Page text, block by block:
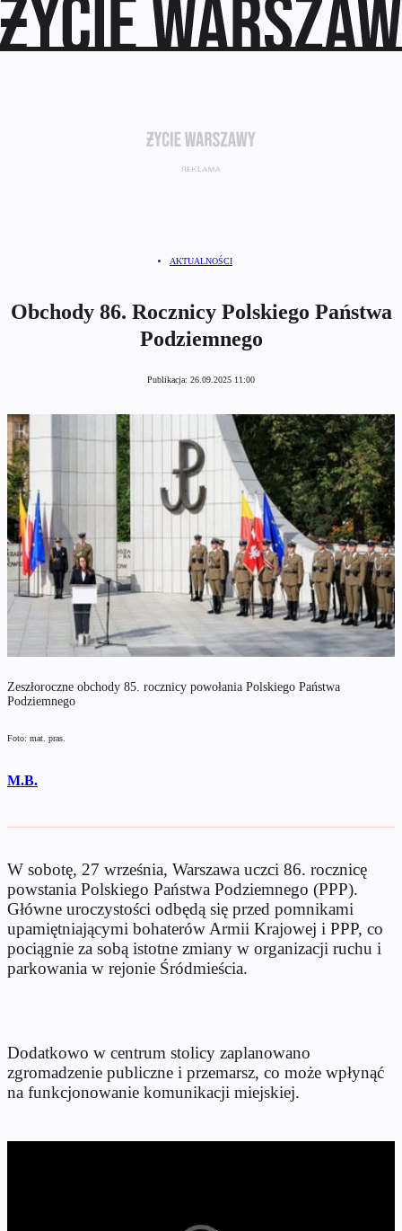
AKTUALNOŚCI
Obchody 86. Rocznicy Polskiego Państwa
Podziemnego
Publikacja: 26.09.2025 11:00
Zeszłoroczne obchody 85. rocznicy powołania Polskiego Państwa
Podziemnego
Foto: mat. pras.
M.B.
W sobotę, 27 września, Warszawa uczci 86. rocznicę
powstania Polskiego Państwa Podziemnego (PPP).
Główne uroczystości odbędą się przed pomnikami
upamiętniającymi bohaterów Armii Krajowej i PPP, co
pociągnie za sobą istotne zmiany w organizacji ruchu i
parkowania w rejonie Śródmieścia.
Dodatkowo w centrum stolicy zaplanowano
zgromadzenie publiczne i przemarsz, co może wpłynąć
na funkcjonowanie komunikacji miejskiej.